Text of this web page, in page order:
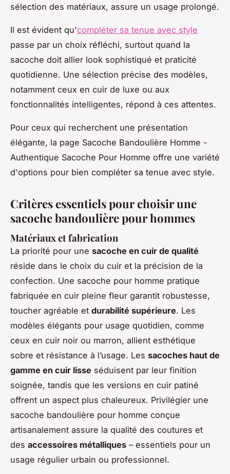
sélection des matériaux, assure un usage prolongé.
Il est évident qu'compléter sa tenue avec style
passe par un choix réfléchi, surtout quand la
sacoche doit allier look sophistiqué et praticité
quotidienne. Une sélection précise des modèles,
notamment ceux en cuir de luxe ou aux
fonctionnalités intelligentes, répond à ces attentes.
Pour ceux qui recherchent une présentation
élégante, la page Sacoche Bandoulière Homme -
Authentique Sacoche Pour Homme offre une variété
d'options pour bien compléter sa tenue avec style.
Critères essentiels pour choisir une
sacoche bandoulière pour hommes
Matériaux et fabrication
La priorité pour une sacoche en cuir de qualité
réside dans le choix du cuir et la précision de la
confection. Une sacoche pour homme pratique
fabriquée en cuir pleine fleur garantit robustesse,
toucher agréable et durabilité supérieure. Les
modèles élégants pour usage quotidien, comme
ceux en cuir noir ou marron, allient esthétique
sobre et résistance à l’usage. Les sacoches haut de
gamme en cuir lisse séduisent par leur finition
soignée, tandis que les versions en cuir patiné
offrent un aspect plus chaleureux. Privilégier une
sacoche bandoulière pour homme conçue
artisanalement assure la qualité des coutures et
des accessoires métalliques – essentiels pour un
usage régulier urbain ou professionnel.